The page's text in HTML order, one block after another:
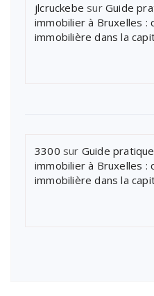
jlcruckebe sur Guide
immobilier à Bruxelles :
immobilière dans la
3300 sur Guide
immobilier à Bruxelles :
immobilière dans la